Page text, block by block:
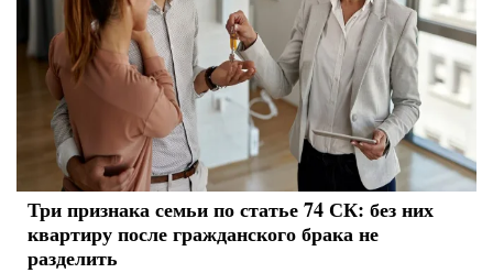
Три признака семьи по статье 74 СК: без них
квартиру после гражданского брака не
разделить